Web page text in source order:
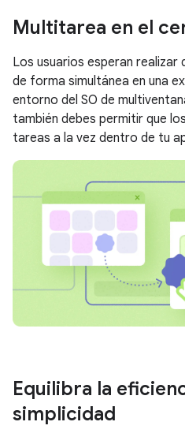
Multitarea en el
Los usuarios esperan
de forma simultánea en una
entorno del SO de
también debes permitir que
tareas a la vez dentro de tu
Equilibra la
simplicidad